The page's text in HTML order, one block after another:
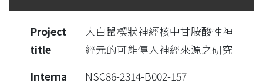
Project
title
大白鼠楔狀神經核中甘胺酸性神
經元的可能傳入神經來源之研究
Interna
NSC86-2314-B002-157